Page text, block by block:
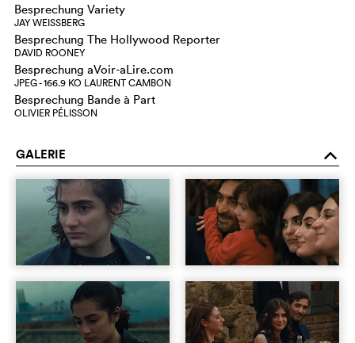
Besprechung Variety
JAY WEISSBERG
Besprechung The Hollywood Reporter
DAVID ROONEY
Besprechung aVoir-aLire.com
JPEG - 166.9 KO LAURENT CAMBON
Besprechung Bande à Part
OLIVIER PÉLISSON
GALERIE o